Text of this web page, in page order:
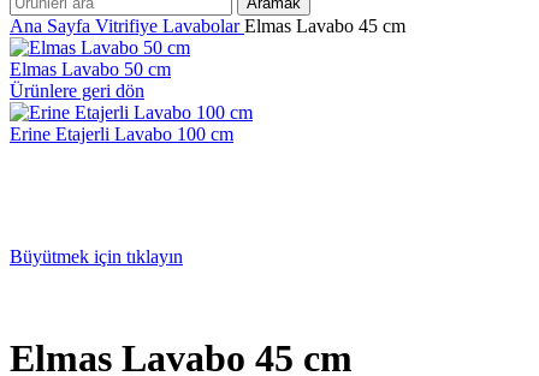
Ana Sayfa Vitrifiye LavabolarElmas Lavabo 45 cm
Elmas Lavabo 50 cm
Ürünlere geri dön
Erine Etajerli Lavabo 100 cm
Büyütmek için tıklayın
Elmas Lavabo 45 cm